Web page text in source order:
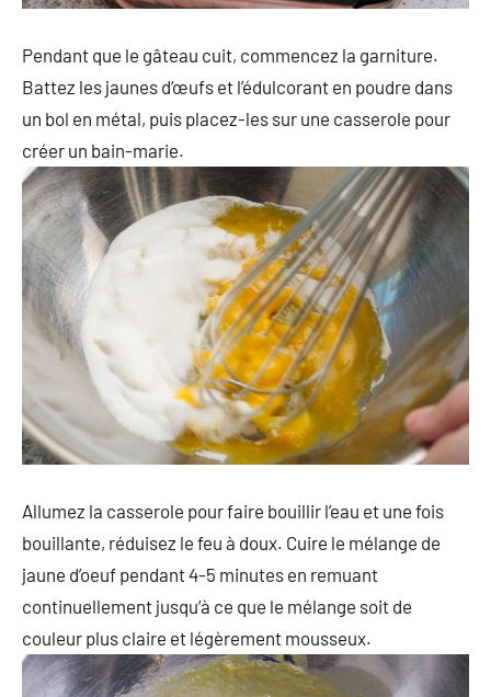
Pendant que le gâteau cuit, commencez la garniture.
Battez les jaunes d’œufs et l’édulcorant en poudre dans
un bol en métal, puis placez-les sur une casserole pour
créer un bain-marie.
Allumez la casserole pour faire bouillir l’eau et une fois
bouillante, réduisez le feu à doux. Cuire le mélange de
jaune d’oeuf pendant 4-5 minutes en remuant
continuellement jusqu’à ce que le mélange soit de
couleur plus claire et légèrement mousseux.